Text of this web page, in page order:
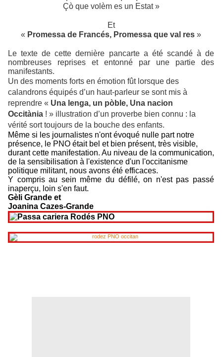
Çò que volèm es un Estat »
Et
« Promessa de Francés, Promessa que val res »
Le texte de cette dernière pancarte a été scandé à de
nombreuses reprises et entonné par une partie des
manifestants.
Un des moments forts en émotion fût lorsque des
calandrons équipés d’un haut-parleur se sont mis à
reprendre « Una lenga, un pòble, Una nacion
Occitània ! » illustration d’un proverbe bien connu : la
vérité sort toujours de la bouche des enfants.
Même si les journalistes n'ont évoqué nulle part notre
présence, le PNO était bel et bien présent, très visible,
durant cette manifestation. Au niveau de la communication,
de la sensibilisation à l'existence d'un l'occitanisme
politique militant, nous avons été efficaces.
Y compris au sein même du défilé, on n'est pas passé
inaperçu, loin s'en faut.
Gèli Grande et
Joanina Cazes-Grande